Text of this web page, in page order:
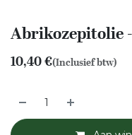
Abrikozepitolie
10,40€(Inclusief btw)